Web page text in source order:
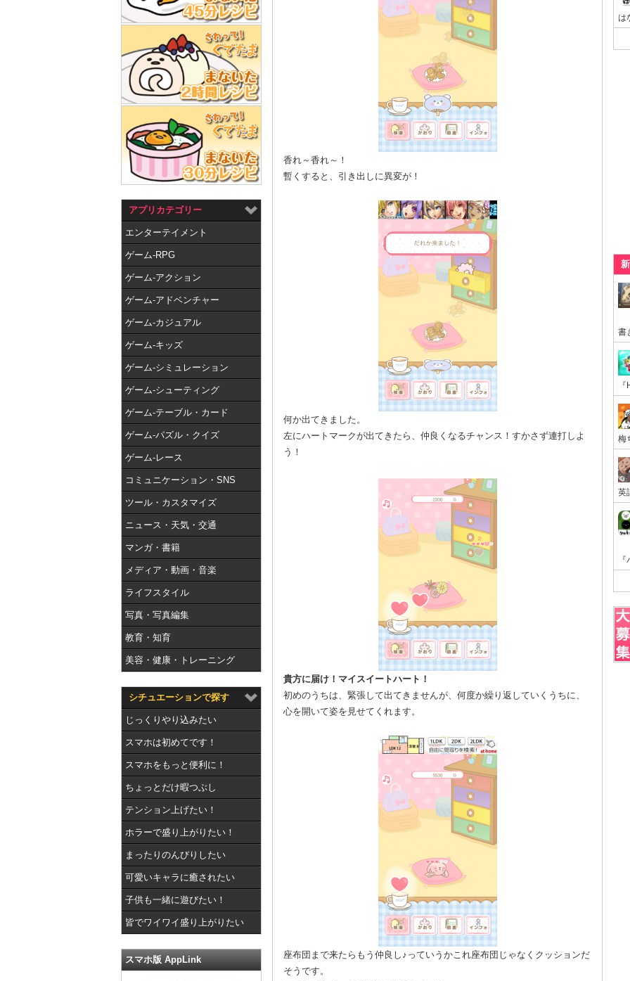
アプリカテゴリー
エンターテイメント
ゲーム-RPG
ゲーム-アクション
ゲーム-アドベンチャー
ゲーム-カジュアル
ゲーム-キッズ
ゲーム-シミュレーション
ゲーム-シューティング
ゲーム-テーブル・カード
ゲーム-パズル・クイズ
ゲーム-レース
コミュニケーション・SNS
ツール・カスタマイズ
ニュース・天気・交通
マンガ・書籍
メディア・動画・音楽
ライフスタイル
写真・写真編集
教育・知育
美容・健康・トレーニング
シチュエーションで探す
じっくりやり込みたい
スマホは初めてです！
スマホをもっと便利に！
ちょっとだけ暇つぶし
テンション上げたい！
ホラーで盛り上がりたい！
まったりのんびりしたい
可愛いキャラに癒されたい
子供も一緒に遊びたい！
皆でワイワイ盛り上がりたい
スマホ版 AppLink
香れ～香れ～！
暫くすると、引き出しに異変が！
何か出てきました。
左にハートマークが出てきたら、仲良くなるチャンス！すかさず連打しよ
う！
貴方に届け！マイスイートハート！
初めのうちは、緊張して出てきませんが、何度か繰り返していくうちに、
心を開いて姿を見せてくれます。
座布団まで来たらもう仲良し♪っていうかこれ座布団じゃなくクッションだ
そうです。